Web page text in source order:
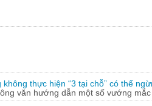
thực hiện “3 tại chỗ” có thể
văn hướng dẫn một số vướng